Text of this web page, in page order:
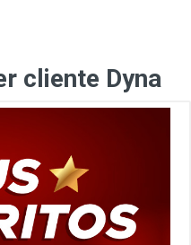
cliente Dyna